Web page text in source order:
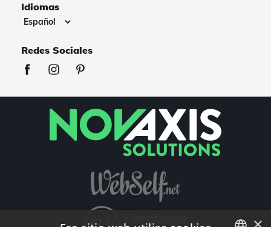
Idiomas
Redes Sociales